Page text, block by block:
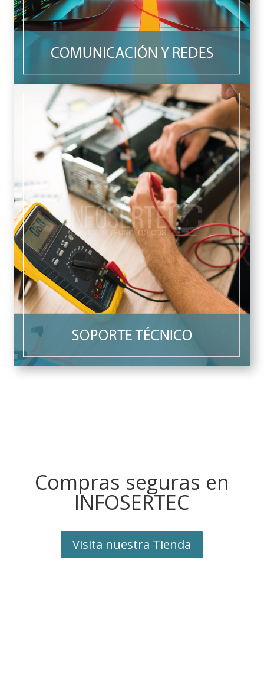
Compras seguras en
INFOSERTEC
Visita nuestra Tienda